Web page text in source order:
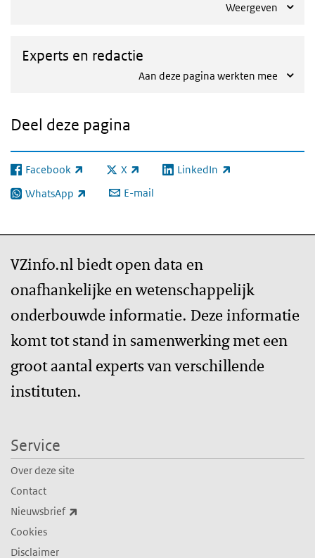
Weergeven
Experts en redactie
Aan deze pagina werkten mee
Deel deze pagina
Facebook
(externe link) X
(externe link) LinkedIn
(externe link)
WhatsApp
(externe link) E-mail
VZinfo.nl biedt open data en
onafhankelijke en wetenschappelijk
onderbouwde informatie. Deze informatie
komt tot stand in samenwerking met een
groot aantal experts van verschillende
instituten.
Service
Over deze site
Contact
Nieuwsbrief
Cookies
Disclaimer